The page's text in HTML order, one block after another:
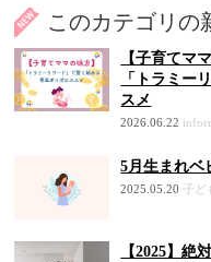
このカテゴリの
【子育てマ
「トラミー
スメ
2026.06.22
5月生まれベ
2025.05.20 子ど
【2025】